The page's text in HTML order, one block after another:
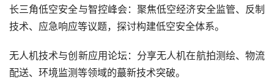
长三角低空安全与智控峰会：聚焦低空经济安全监管、反制
技术、应急响应等议题，探讨构建低空安全体系。
无人机技术与创新应用论坛：分享无人机在航拍测绘、物流
配送、环境监测等领域的蕞新技术突破。